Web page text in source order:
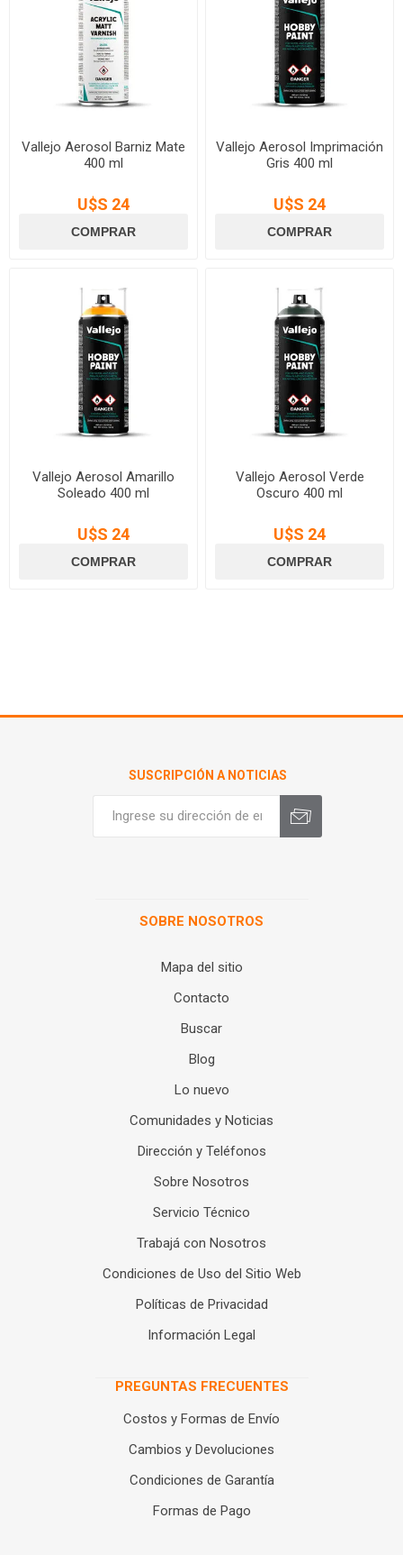
Vallejo Aerosol Barniz Mate
400 ml
U$S 24
Vallejo Aerosol Imprimación
Gris 400 ml
U$S 24
Vallejo Aerosol Amarillo
Soleado 400 ml
U$S 24
Vallejo Aerosol Verde
Oscuro 400 ml
U$S 24
SUSCRIPCIÓN A NOTICIAS
SOBRE NOSOTROS
Mapa del sitio
Contacto
Buscar
Blog
Lo nuevo
Comunidades y Noticias
Dirección y Teléfonos
Sobre Nosotros
Servicio Técnico
Trabajá con Nosotros
Condiciones de Uso del Sitio Web
Políticas de Privacidad
Información Legal
PREGUNTAS FRECUENTES
Costos y Formas de Envío
Cambios y Devoluciones
Condiciones de Garantía
Formas de Pago